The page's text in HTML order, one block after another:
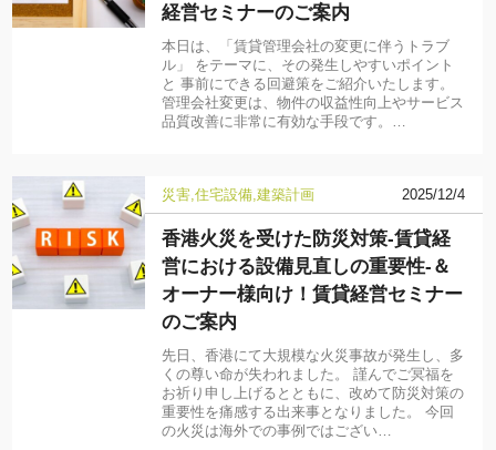
経営セミナーのご案内
本日は、「賃貸管理会社の変更に伴うトラブ
ル」 をテーマに、その発生しやすいポイント
と 事前にできる回避策をご紹介いたします。
管理会社変更は、物件の収益性向上やサービス
品質改善に非常に有効な手段です。…
災害 住宅設備 建築計画 2025/12/4
香港火災を受けた防災対策-賃貸経
営における設備見直しの重要性-＆
オーナー様向け！賃貸経営セミナー
のご案内
先日、香港にて大規模な火災事故が発生し、多
くの尊い命が失われました。 謹んでご冥福を
お祈り申し上げるとともに、改めて防災対策の
重要性を痛感する出来事となりました。 今回
の火災は海外での事例ではござい…